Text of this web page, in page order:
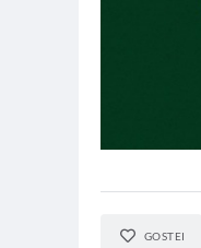
GOSTEI